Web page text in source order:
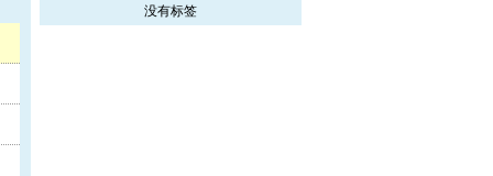
没有标签